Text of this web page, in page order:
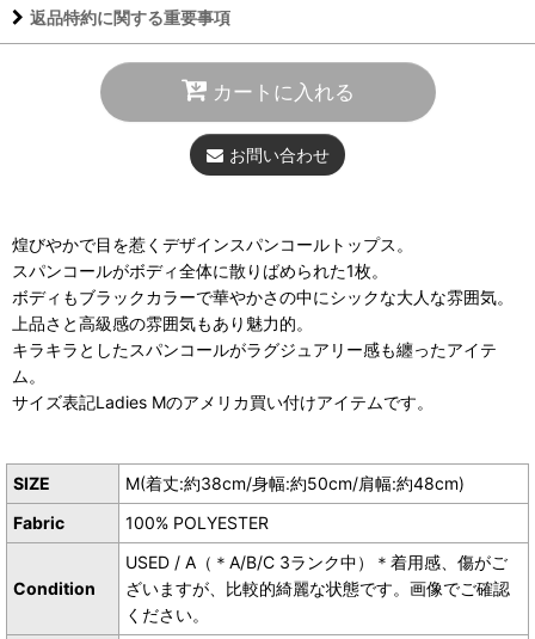
返品特約に関する重要事項
カートに入れる
お問い合わせ
煌びやかで目を惹くデザインスパンコールトップス。
スパンコールがボディ全体に散りばめられた1枚。
ボディもブラックカラーで華やかさの中にシックな大人な雰囲気。
上品さと高級感の雰囲気もあり魅力的。
キラキラとしたスパンコールがラグジュアリー感も纏ったアイテ
ム。
サイズ表記Ladies Mのアメリカ買い付けアイテムです。
SIZE
M(着丈:約38cm/身幅:約50cm/肩幅:約48cm)
Fabric
100% POLYESTER
Condition
USED / A（＊A/B/C 3ランク中）＊着用感、傷がご
ざいますが、比較的綺麗な状態です。画像でご確認
ください。